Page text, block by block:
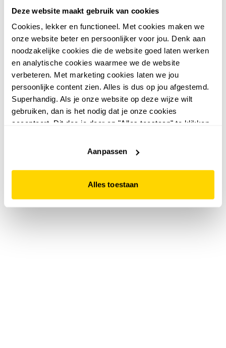
Deze website maakt gebruik van cookies
Cookies, lekker en functioneel. Met cookies maken we
onze website beter en persoonlijker voor jou. Denk aan
noodzakelijke cookies die de website goed laten werken
en analytische cookies waarmee we de website
verbeteren. Met marketing cookies laten we jou
persoonlijke content zien. Alles is dus op jou afgestemd.
Superhandig. Als je onze website op deze wijze wilt
gebruiken, dan is het nodig dat je onze cookies
accepteert. Dit doe je door op "Alles toestaan" te klikken.
website niet optimaal functioneert.
Aanpassen
Alles toestaan